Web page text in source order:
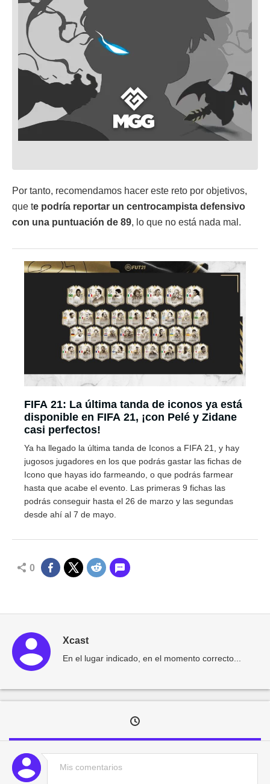
Por tanto, recomendamos hacer este reto por objetivos,
que te podría reportar un centrocampista defensivo
con una puntuación de 89, lo que no está nada mal.
FIFA 21: La última tanda de iconos ya está
disponible en FIFA 21, ¡con Pelé y Zidane
casi perfectos!
Ya ha llegado la última tanda de Iconos a FIFA 21, y hay
jugosos jugadores en los que podrás gastar las fichas de
Icono que hayas ido farmeando, o que podrás farmear
hasta que acabe el evento. Las primeras 9 fichas las
podrás conseguir hasta el 26 de marzo y las segundas
desde ahí al 7 de mayo.
0
Xcast
En el lugar indicado, en el momento correcto...